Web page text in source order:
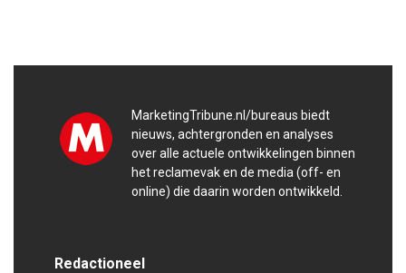
MarketingTribune.nl/bureaus biedt
nieuws, achtergronden en analyses
over alle actuele ontwikkelingen binnen
het reclamevak en de media (off- en
online) die daarin worden ontwikkeld.
Redactioneel